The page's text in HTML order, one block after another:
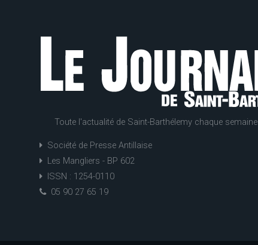
Toute l'actualité de Saint-Barthélemy chaque semaine
Société de Presse Antillaise
Les Mangliers - BP 602
ISSN : 1254-0110
05 90 27 65 19